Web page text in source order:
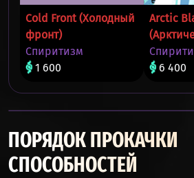
Cold Front (Холодный
фронт)
Спиритизм
1 600
Arctic
6 400
ПОРЯДОК ПРОКАЧКИ
СПОСОБНОСТЕЙ